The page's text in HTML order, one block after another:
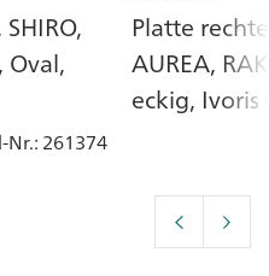
: 261374
Platte
AUREA,
eckig, Ivoris